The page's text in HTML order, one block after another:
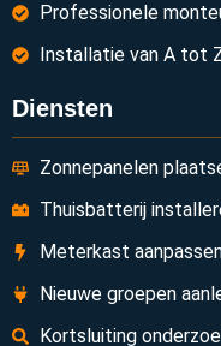
Professionele
Installatie van A tot
Diensten
Zonnepanelen
Thuisbatterij
Meterkast
Nieuwe groepen
Kortsluiting